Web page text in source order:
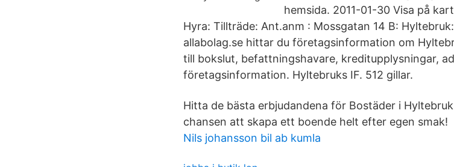
hemsida. 2011-01-30 Visa på
Hyra: Tillträde: Ant.anm : Mossgatan 14 B:
allabolag.se hittar du företagsinformation om
till bokslut, befattningshavare, kreditupplysningar,
företagsinformation. Hyltebruks IF. 512 gillar.
Hitta de bästa erbjudandena för Bostäder i
chansen att skapa ett boende helt efter egen smak!
Nils johansson bil ab kumla